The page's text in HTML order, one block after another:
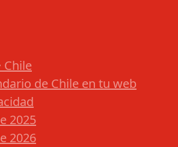
Chile
de Chile en tu web
2025
2026